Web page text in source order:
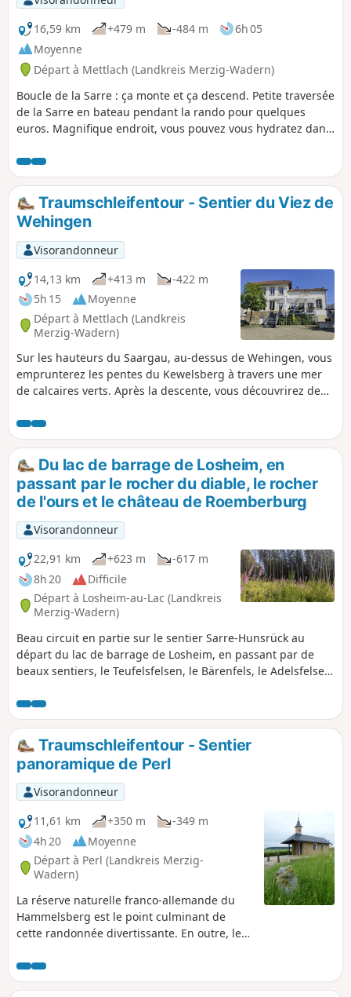
16,59 km
+479 m -484 m
6h 05
Moyenne
Départ à Mettlach (Landkreis Merzig-Wadern)
Boucle de la Sarre : ça monte et ça descend. Petite traversée
de la Sarre en bateau pendant la rando pour quelques
euros. Magnifique endroit, vous pouvez vous hydratez dans
sympa
Traumschleifentour - Sentier du Viez de
Wehingen
Visorandonneur
14,13 km
+413 m
-422 m
5h 15
Moyenne
Départ à Mettlach (Landkreis
Merzig-Wadern)
Sur les hauteurs du Saargau, au-dessus de Wehingen, vous
emprunterez les pentes du Kewelsberg à travers une mer
de calcaires verts. Après la descente, vous découvrirez de
ruisseaux limpides et des chemins creux dans de vastes
zones boisées.
Du lac de barrage de Losheim, en
passant par le rocher du diable, le rocher
de l'ours et le château de Roemberburg
Visorandonneur
22,91 km
+623 m
-617 m
8h 20
Difficile
Départ à Losheim-au-Lac (Landkreis
Merzig-Wadern)
Beau circuit en partie sur le sentier Sarre-Hunsrück au
départ du lac de barrage de Losheim, en passant par de
beaux sentiers, le Teufelsfelsen, le Bärenfels, le Adelsfelsen,
Traumschleifentour - Sentier
panoramique de Perl
Visorandonneur
11,61 km
+350 m
-349 m
4h 20
Moyenne
Départ à Perl (Landkreis Merzig-
Wadern)
La réserve naturelle franco-allemande du
Hammelsberg est le point culminant de
cette randonnée divertissante. En outre, les
insoupçonnées sur le Luxembourg, la France
et la vallée de la Moselle.